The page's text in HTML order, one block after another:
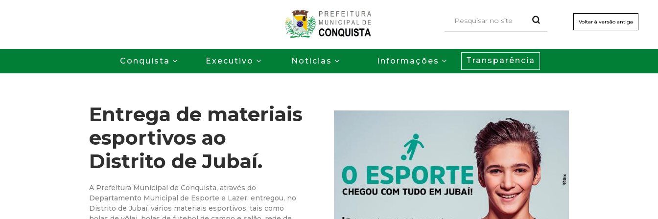
para
o
conteúdo
principal
Voltar à versão antiga
P
r
f
i
t
Conquista Executivo Notícias Informações Transparência
Entrega de materiais
esportivos ao
Distrito de Jubaí.
A Prefeitura Municipal de Conquista, através do
Departamento Municipal de Esporte e Lazer, entregou, no
Distrito de Jubaí, vários materiais esportivos, tais como